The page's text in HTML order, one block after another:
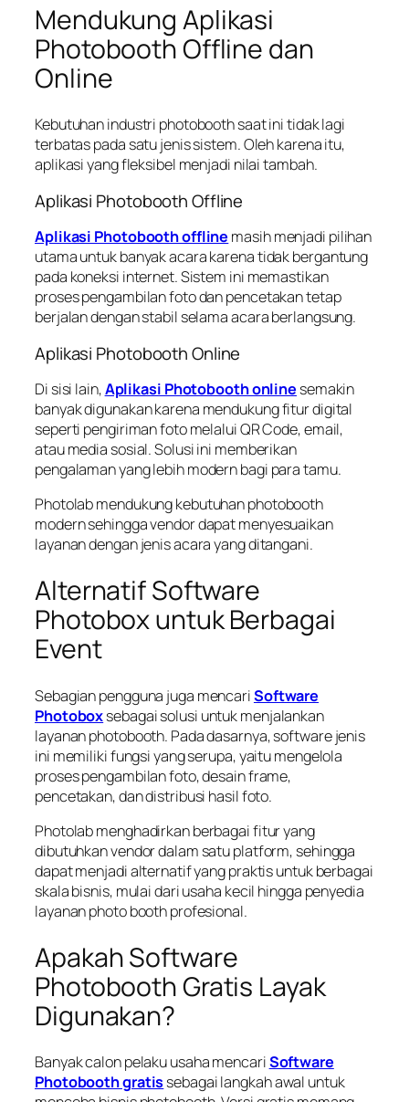
Mendukung Aplikasi
Photobooth Offline dan
Online
Kebutuhan industri photobooth saat ini tidak lagi
terbatas pada satu jenis sistem. Oleh karena itu,
aplikasi yang fleksibel menjadi nilai tambah.
Aplikasi Photobooth Offline
Aplikasi Photobooth offline masih menjadi pilihan
utama untuk banyak acara karena tidak bergantung
pada koneksi internet. Sistem ini memastikan
proses pengambilan foto dan pencetakan tetap
berjalan dengan stabil selama acara berlangsung.
Aplikasi Photobooth Online
Di sisi lain,Aplikasi Photobooth online semakin
banyak digunakan karena mendukung fitur digital
seperti pengiriman foto melalui QR Code, email,
atau media sosial. Solusi ini memberikan
pengalaman yang lebih modern bagi para tamu.
Photolab mendukung kebutuhan photobooth
modern sehingga vendor dapat menyesuaikan
layanan dengan jenis acara yang ditangani.
Alternatif Software
Photobox untuk Berbagai
Event
Sebagian pengguna juga mencariSoftware
Photoboxsebagai solusi untuk menjalankan
layanan photobooth. Pada dasarnya, software jenis
ini memiliki fungsi yang serupa, yaitu mengelola
proses pengambilan foto, desain frame,
pencetakan, dan distribusi hasil foto.
Photolab menghadirkan berbagai fitur yang
dibutuhkan vendor dalam satu platform, sehingga
dapat menjadi alternatif yang praktis untuk berbagai
skala bisnis, mulai dari usaha kecil hingga penyedia
layanan photo booth profesional.
Apakah Software
Photobooth Gratis Layak
Digunakan?
Banyak calon pelaku usaha mencariSoftware
Photobooth gratissebagai langkah awal untuk